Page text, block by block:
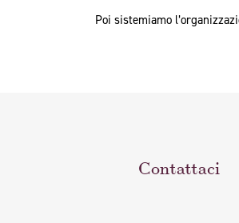
Poi sistemiamo
Contattaci